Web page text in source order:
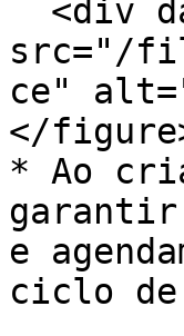
src="/
ce"
</
* Ao
garantir
e
ciclo de